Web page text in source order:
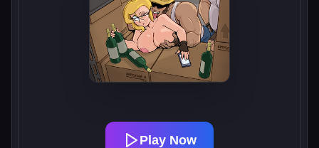
Play Now